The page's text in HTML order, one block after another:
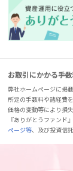
お取引にかかる手
弊社ホームページに掲
所定の手数料や諸経費
価格の変動等により損
『ありがとうファンド
ページ等、及び投資信